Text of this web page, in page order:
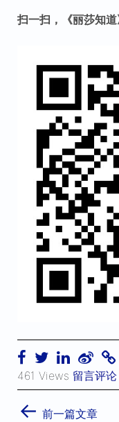
扫一扫，《丽莎知道
461 Views 留言评论
← 前一篇文章